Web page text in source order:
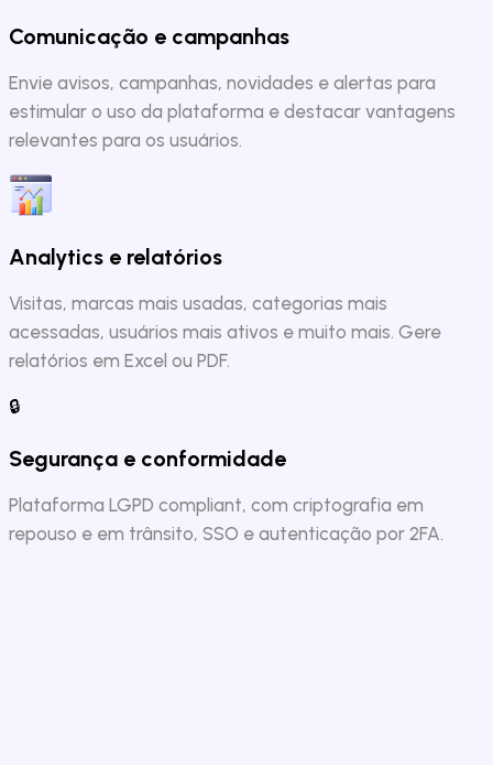
Comunicação e campanhas
Envie avisos, campanhas, novidades e alertas para
estimular o uso da plataforma e destacar vantagens
relevantes para os usuários.
Analytics e relatórios
Visitas, marcas mais usadas, categorias mais
acessadas, usuários mais ativos e muito mais. Gere
relatórios em Excel ou PDF.
🔒
Segurança e conformidade
Plataforma LGPD compliant, com criptografia em
repouso e em trânsito, SSO e autenticação por 2FA.